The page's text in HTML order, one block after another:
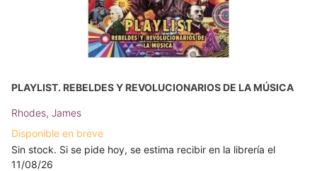
PLAYLIST. REBELDES Y REVOLUCIONARIOS DE LA MÚSICA
Rhodes, James
Disponible en breve
Sin stock. Si se pide hoy, se estima recibir en la librería el
11/08/26